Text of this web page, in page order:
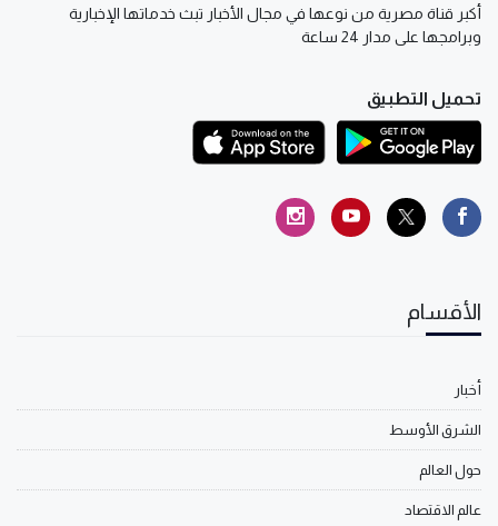
أكبر قناة مصرية من نوعها في مجال الأخبار تبث خدماتها الإخبارية
وبرامجها على مدار 24 ساعة
تحميل التطبيق
الأقسام
أخبار
الشرق الأوسط
حول العالم
عالم الاقتصاد